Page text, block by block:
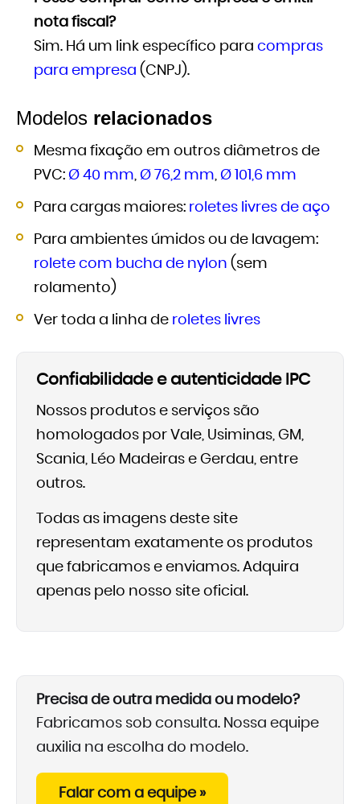
nota fiscal?
Sim. Há um link específico para compras
para empresa (CNPJ).
Modelos relacionados
Mesma fixação em outros diâmetros de
PVC: Ø 40 mm, Ø 76,2 mm, Ø 101,6 mm
Para cargas maiores: roletes livres de aço
Para ambientes úmidos ou de lavagem:
rolete com bucha de nylon (sem
rolamento)
Ver toda a linha de roletes livres
Confiabilidade e autenticidade IPC
Nossos produtos e serviços são
homologados por Vale, Usiminas, GM,
Scania, Léo Madeiras e Gerdau, entre
outros.
Todas as imagens deste site
representam exatamente os produtos
que fabricamos e enviamos. Adquira
apenas pelo nosso site oficial.
Precisa de outra medida ou modelo?
Fabricamos sob consulta. Nossa equipe
auxilia na escolha do modelo.
Falar com a equipe »